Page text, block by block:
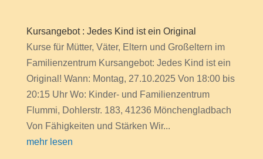
Kursangebot : Jedes Kind ist ein Original
Kurse für Mütter, Väter, Eltern und Großeltern im
Familienzentrum Kursangebot: Jedes Kind ist ein
Original! Wann: Montag, 27.10.2025 Von 18:00 bis
20:15 Uhr Wo: Kinder- und Familienzentrum
Flummi, Dohlerstr. 183, 41236 Mönchengladbach
Von Fähigkeiten und Stärken Wir...
mehr lesen